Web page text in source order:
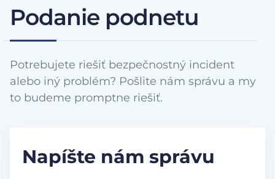
Podanie podnetu
Potrebujete riešiť bezpečnostný incident
alebo iný problém? Pošlite nám správu a my
to budeme promptne riešiť.
Napíšte nám správu